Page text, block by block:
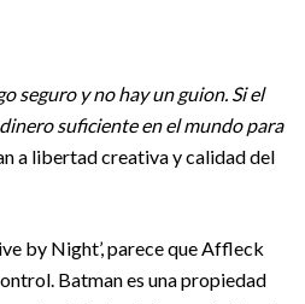
seguro y no hay un guion. Si el
suficiente en el mundo para
a libertad creativa y calidad del
by Night’, parece que Affleck
Batman es una propiedad